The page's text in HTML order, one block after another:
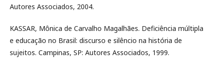
Autores Associados, 2004.
KASSAR, Mônica de Carvalho Magalhães. Deficiência múltipla
e educação no Brasil: discurso e silêncio na história de
sujeitos. Campinas, SP: Autores Associados, 1999.